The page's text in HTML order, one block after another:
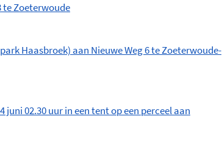
te Zoeterwoude
Haasbroek) aan Nieuwe Weg 6 te Zoeterwoude-
02.30 uur in een tent op een perceel aan